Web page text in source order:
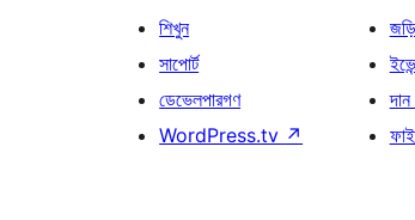
শিখুন
সাপোর্ট
ডেভেলপারগণ
WordPress.tv ↗